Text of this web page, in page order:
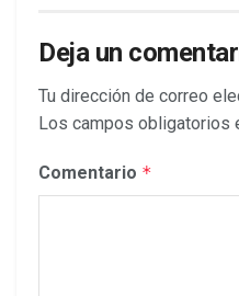
Deja un
Tu dirección de correo
Los campos obligatorios
Comentario *